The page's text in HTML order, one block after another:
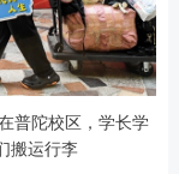
普陀校区，学长学
搬运行李